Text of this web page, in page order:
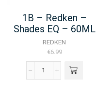
1B – Redken –
Shades EQ – 60ML
REDKEN
€6.99
1B